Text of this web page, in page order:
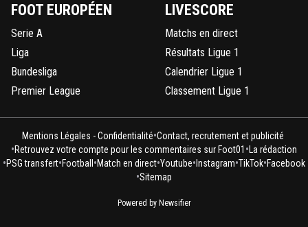
FOOT EUROPÉEN
Serie A
Liga
Bundesliga
Premier League
LIVESCORE
Matchs en direct
Résultats Ligue 1
Calendrier Ligue 1
Classement Ligue 1
Mentions Légales - Confidentialité•Contact, recrutement et publicité
•Retrouvez votre compte pour les commentaires sur Foot01 • La rédaction
•PSG transfert•Football •Match en direct•Youtube• Instagram•TikTok•Facebook
•Sitemap
Powered by Newsifier